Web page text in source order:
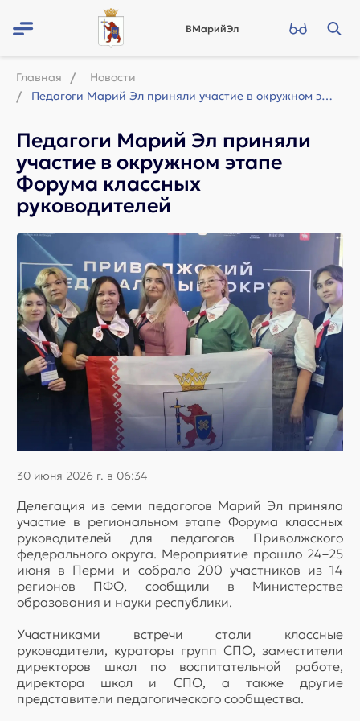
ВМарийЭл
Главная
Новости
Педагоги Марий Эл приняли участие в окружном этапе Форума классных руководителей
Педагоги Марий Эл приняли
участие в окружном этапе
Форума классных
руководителей
30 июня 2026 г. в 06:34
Делегация из семи педагогов Марий Эл приняла
участие в региональном этапе Форума классных
руководителей для педагогов Приволжского
федерального округа. Мероприятие прошло 24–25
июня в Перми и собрало 200 участников из 14
регионов ПФО, сообщили в Министерстве
образования и науки республики.
Участниками встречи стали классные
руководители, кураторы групп СПО, заместители
директоров школ по воспитательной работе,
директора школ и СПО, а также другие
представители педагогического сообщества.